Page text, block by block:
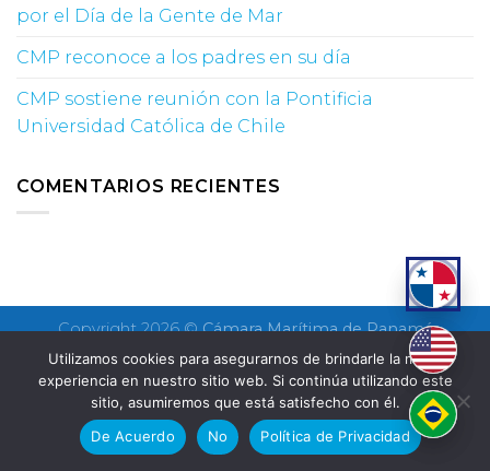
por el Día de la Gente de Mar
CMP reconoce a los padres en su día
CMP sostiene reunión con la Pontificia
Universidad Católica de Chile
COMENTARIOS RECIENTES
Copyright 2026 ©Cámara Marítima de Panamá
Utilizamos cookies para asegurarnos de brindarle la mejor
experiencia en nuestro sitio web. Si continúa utilizando este
sitio, asumiremos que está satisfecho con él.
De Acuerdo
No Política de Privacidad